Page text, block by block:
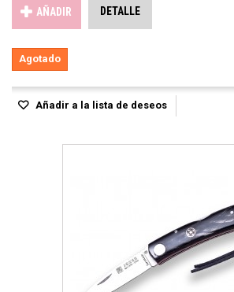
AÑADIR DETALLE
Agotado
Añadir a la lista de deseos